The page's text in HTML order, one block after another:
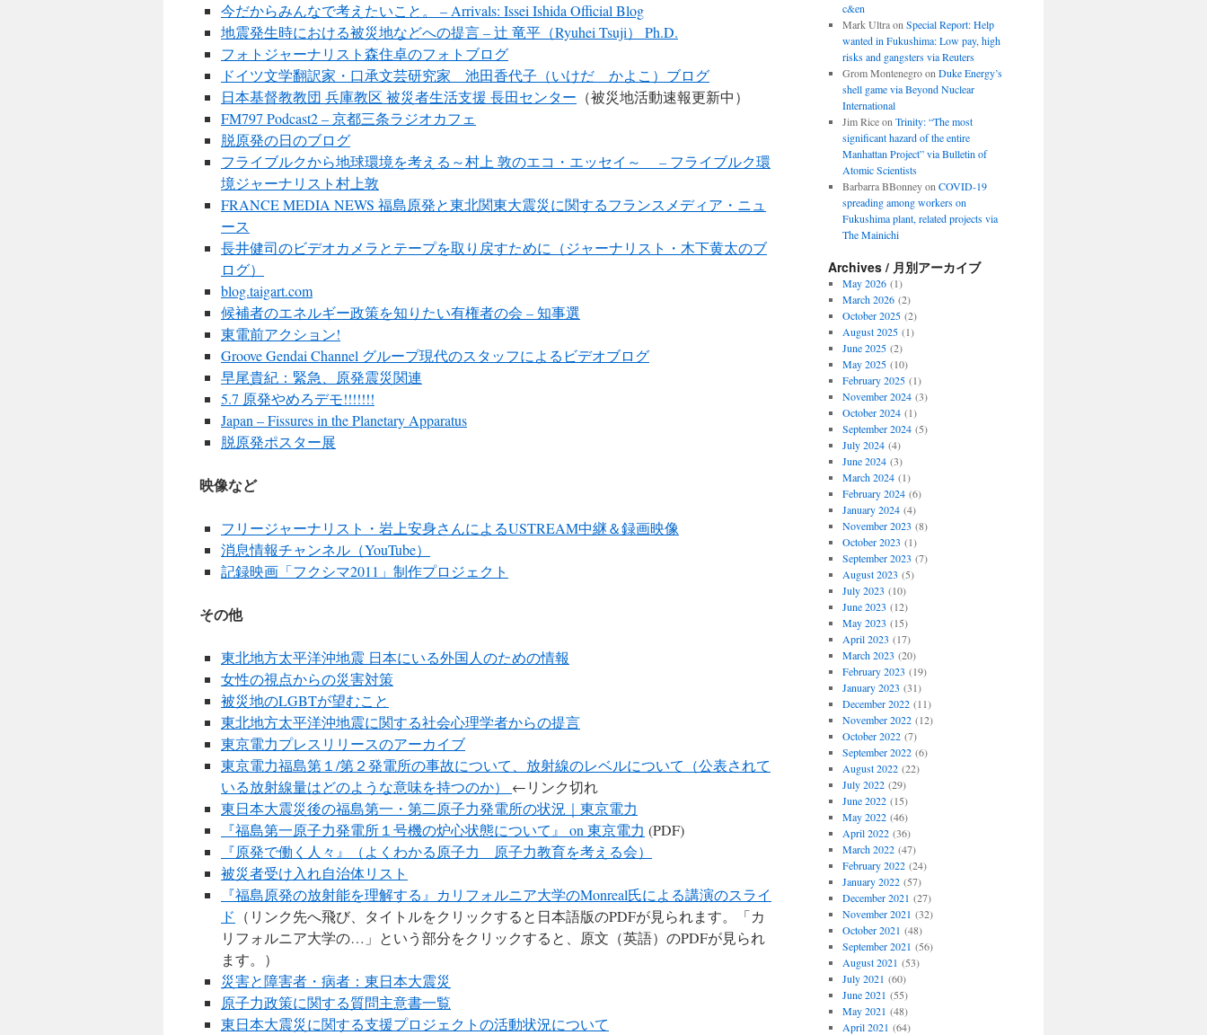
今だからみんなで考えたいこと。 – Arrivals: Issei Ishida Official Blog
地震発生時における被災地などへの提言 – 辻 竜平（Ryuhei Tsuji） Ph.D.
フォトジャーナリスト森住卓のフォトブログ
ドイツ文学翻訳家・口承文芸研究家 池田香代子（いけだ かよこ）ブログ
日本基督教教団 兵庫教区 被災者生活支援 長田センター （被災地活動速報更新中）
FM797 Podcast2 – 京都三条ラジオカフェ
脱原発の日のブログ
フライブルクから地球環境を考える～村上 敦のエコ・エッセイ～ – フライブルク環
境ジャーナリスト村上敦
FRANCE MEDIA NEWS 福島原発と東北関東大震災に関するフランスメディア・ニュ
ース
長井健司のビデオカメラとテープを取り戻すために（ジャーナリスト・木下黄太のブ
ログ）
blog.taigart.com
候補者のエネルギー政策を知りたい有権者の会 – 知事選
東電前アクション!
Groove Gendai Channel グループ現代のスタッフによるビデオブログ
早尾貴紀：緊急、原発震災関連
5.7 原発やめろデモ!!!!!!!
Japan – Fissures in the Planetary Apparatus
脱原発ポスター展
映像など
フリージャーナリスト・岩上安身さんによるUSTREAM中継＆録画映像
消息情報チャンネル（YouTube）
記録映画「フクシマ2011」制作プロジェクト
その他
東北地方太平洋沖地震 日本にいる外国人のための情報
女性の視点からの災害対策
被災地のLGBTが望むこと
東北地方太平洋沖地震に関する社会心理学者からの提言
東京電力プレスリリースのアーカイブ
東京電力福島第１/第２発電所の事故について、放射線のレベルについて（公表されて
いる放射線量はどのような意味を持つのか） ←リンク切れ
東日本大震災後の福島第一・第二原子力発電所の状況｜東京電力
『福島第一原子力発電所１号機の炉心状態について』 on 東京電力 (PDF)
『原発で働く人々』（よくわかる原子力 原子力教育を考える会）
被災者受け入れ自治体リスト
『福島原発の放射能を理解する』カリフォルニア大学のMonreal氏による講演のスライ
ド （リンク先へ飛び、タイトルをクリックすると日本語版のPDFが見られます。「カ
リフォルニア大学の…」という部分をクリックすると、原文（英語）のPDFが見られ
ます。）
災害と障害者・病者：東日本大震災
原子力政策に関する質問主意書一覧
東日本大震災に関する支援プロジェクトの活動状況について
c&en
Mark Ultraon Special Report: Help
wanted in Fukushima: Low pay, high
risks and gangsters via Reuters
Grom Montenegroon Duke Energy’s
shell game via Beyond Nuclear
International
Jim Riceon Trinity: “The most
significant hazard of the entire
Manhattan Project” via Bulletin of
Atomic Scientists
Barbarra BBonneyon COVID-19
spreading among workers on
Fukushima plant, related projects via
The Mainichi
Archives / 月別アーカイブ
May 2026(1)
March 2026(2)
October 2025(2)
August 2025(1)
June 2025(2)
May 2025(10)
February 2025(1)
November 2024(3)
October 2024(1)
September 2024(5)
July 2024(4)
June 2024(3)
March 2024(1)
February 2024(6)
January 2024(4)
November 2023 (8)
October 2023 (1)
September 2023 (7)
August 2023 (5)
July 2023 (10)
June 2023 (12)
May 2023 (15)
April 2023 (17)
March 2023 (20)
February 2023 (19)
January 2023 (31)
December 2022(11)
November 2022(12)
October 2022(7)
September 2022(6)
August 2022(22)
July 2022(29)
June 2022(15)
May 2022(46)
April 2022(36)
March 2022(47)
February 2022(24)
January 2022(57)
December 2021 (27)
November 2021 (32)
October 2021 (48)
September 2021 (56)
August 2021 (53)
July 2021 (60)
June 2021 (55)
May 2021 (48)
April 2021 (64)